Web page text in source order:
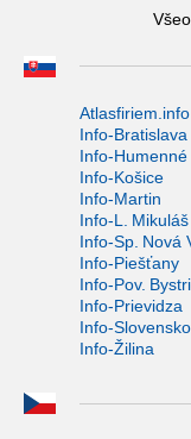
Atlasfiriem.info
Info-Bratislava
Info-Humenné
Info-Košice
Info-Martin
Info-L. Mikuláš
Info-Sp. Nová
Info-Piešťany
Info-Pov.
Info-Prievidza
Info-Slovensko
Info-Žilina